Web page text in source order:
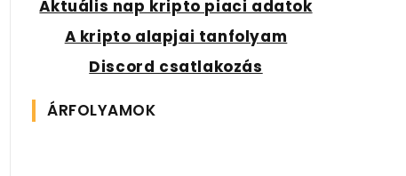
Aktuális nap kripto piaci adatok
A kripto alapjai tanfolyam
Discord csatlakozás
ÁRFOLYAMOK